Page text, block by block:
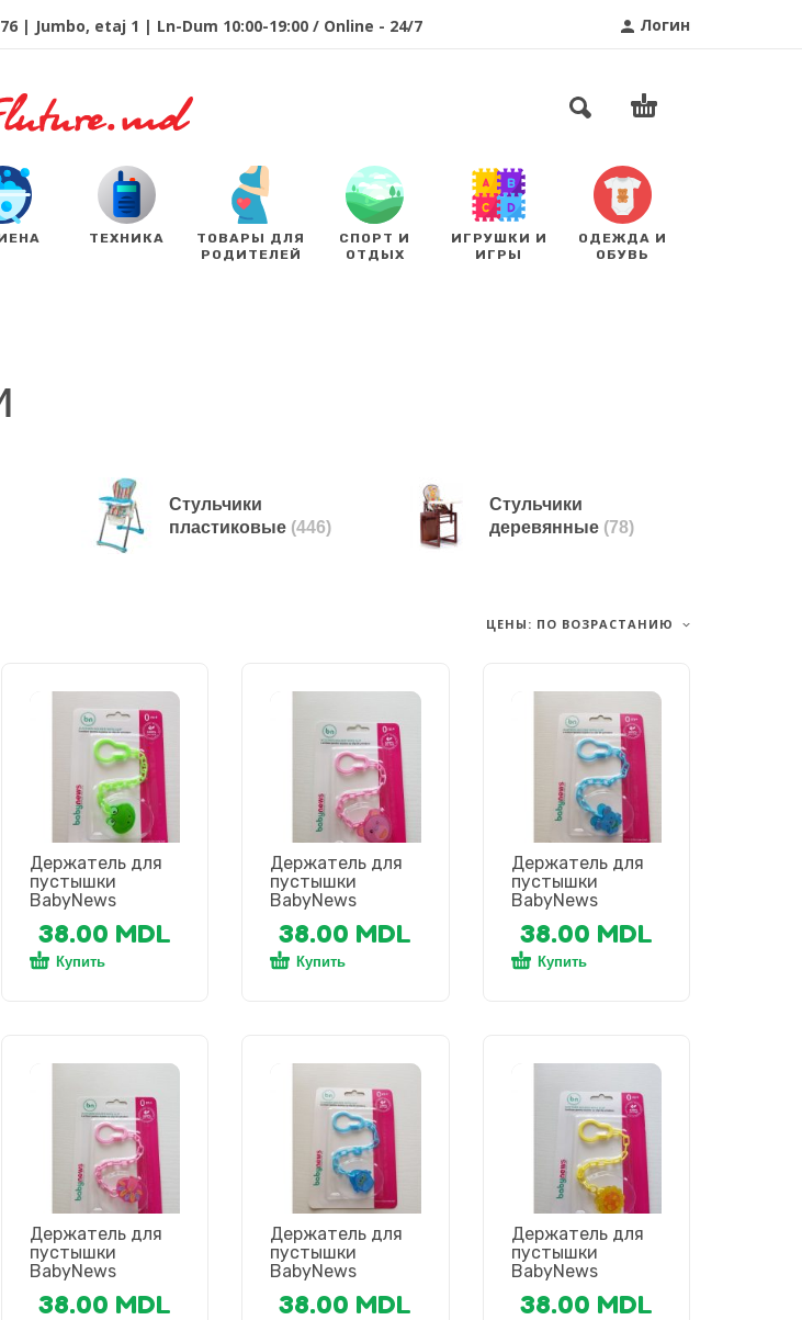
Логин
| Jumbo, etaj 1 | Ln-Dum 10:00-19:00 / Online - 24/7
ТЕХНИКА
ТОВАРЫ ДЛЯ
РОДИТЕЛЕЙ
СПОРТ И
ОТДЫХ
ИГРУШКИ И
ИГРЫ
ОДЕЖДА И
ОБУВЬ
Стульчики
пластиковые (446)
Стульчики
деревянные (78)
ЦЕНЫ: ПО ВОЗРАСТАНИЮ
Держатель для
пустышки
BabyNews
38.00 MDL
Купить
Держатель для
пустышки
BabyNews
38.00 MDL
Купить
Держатель для
пустышки
BabyNews
38.00 MDL
Купить
Держатель для
пустышки
BabyNews
38.00 MDL
Держатель для
пустышки
BabyNews
38.00 MDL
Держатель для
пустышки
BabyNews
38.00 MDL